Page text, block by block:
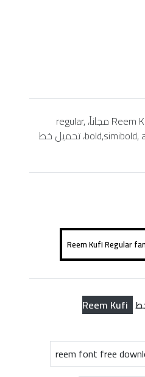
تحمييل خط Reem Kufi Regular مجاناً، regular,
bold,simibold, arabic, extra bold, black، تحميل خط
Reem Kufi
reem font free